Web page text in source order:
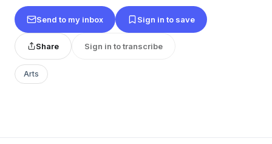
Send to my inbox Sign in to save
Share Sign in to transcribe
Arts